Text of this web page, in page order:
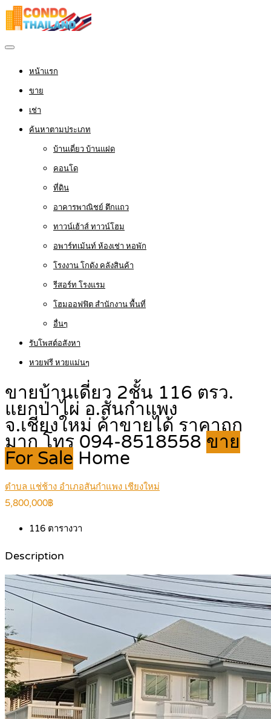
หน้าแรก
ขาย
เช่า
ค้นหาตามประเภท
บ้านเดี่ยว บ้านแฝด
คอนโด
ที่ดิน
อาคารพาณิชย์ ตึกแถว
ทาวน์เฮ้าส์ ทาวน์โฮม
อพาร์ทเม้นท์ ห้องเช่า หอพัก
โรงงาน โกดัง คลังสินค้า
รีสอร์ท โรงแรม
โฮมออฟฟิต สำนักงาน พื้นที่
อื่นๆ
รับโพสต์อสังหา
หวยฟรี หวยแม่นๆ
ขายบ้านเดี่ยว 2ชั้น 116 ตรว.
แยกป่าไผ่ อ.สันกำแพง
จ.เชียงใหม่ ค้าขายได้ ราคาถูก
มาก โทร 094-8518558 ขาย
For Sale Home
ตำบล แช่ช้าง อำเภอสันกำแพง เชียงใหม่
5,800,000฿
116 ตารางวา
Description